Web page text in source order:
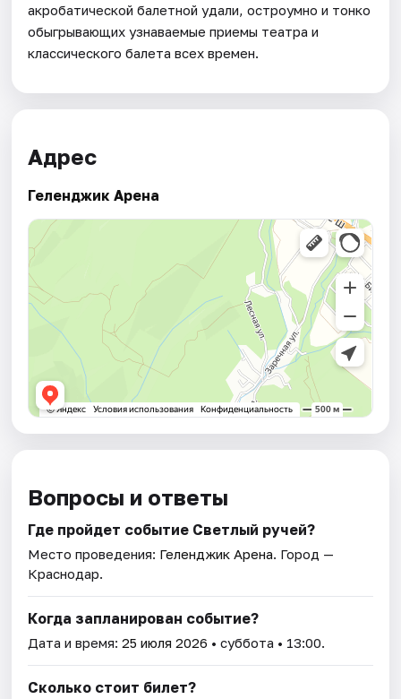
акробатической балетной удали, остроумно и тонко
обыгрывающих узнаваемые приемы театра и
классического балета всех времен.
Адрес
Геленджик Арена
Вопросы и ответы
Где пройдет событие Светлый ручей?
Место проведения: Геленджик Арена. Город —
Краснодар.
Когда запланирован событие?
Дата и время:25 июля 2026 • суббота • 13:00.
Сколько стоит билет?